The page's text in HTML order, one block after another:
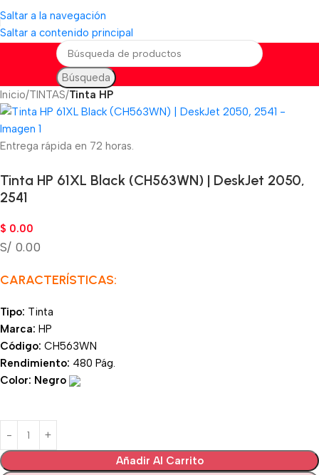
Saltar a la navegación
Saltar a contenido principal
Búsqueda
Inicio TINTAS Tinta HP
Entrega rápida en 72 horas.
Tinta HP 61XL Black (CH563WN) | DeskJet 2050,
2541
$ 0.00
S/ 0.00
CARACTERÍSTICAS:
Tipo: Tinta
Marca: HP
Código: CH563WN
Rendimiento: 480 Pág.
Color: Negro
Añadir Al Carrito